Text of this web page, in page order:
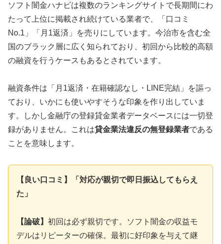
ソフト闇金ハナビは複数のランキングサイトで長期間にわ
たって上位に掲載され続けている業者で、「口コミ
No.1」「月1返済」を売りにしています。今治市を含む全
国のブラック層に広く知られており、初回から比較的高額
の融資を行うケースもあるとされています。
融資条件は「月1返済・在籍確認なし・LINE完結」を謳っ
ており、いかにも使いやすそうな印象を作り出していま
す。しかし金融庁の登録貸金業者データベースには一切登
録がありません。これは貸金業法違反の無登録業者である
ことを意味します。
【良い口コミ】「対応が親切で即日振込してもらえ
た」
【論破】 初回は必ず親切です。ソフト闇金の収益モ
デルはリピーターの確保。最初に好印象を与えて継